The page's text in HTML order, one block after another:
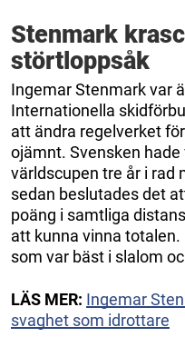
Stenmark
störtloppsåk
Ingemar Stenmark var
Internationella
att ändra regelverket
ojämnt. Svensken
världscupen tre år i rad
sedan beslutades det
poäng i samtliga
att kunna vinna
som var bäst i slalom
LÄS MER: Ingemar
svaghet som idrottare